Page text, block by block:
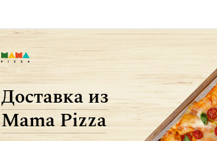
Доставка из
Mama Pizza